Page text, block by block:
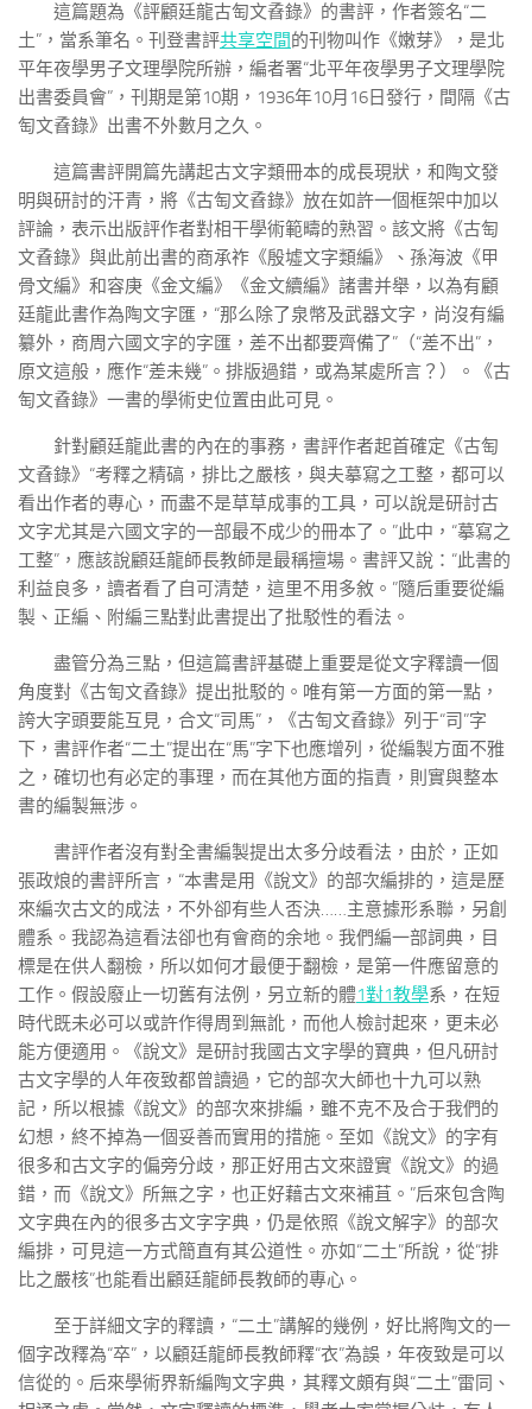
這篇題為《評顧廷龍古匋文孴錄》的書評，作者簽名“二
土”，當系筆名。刊登書評共享空間的刊物叫作《嫩芽》，是北
平年夜學男子文理學院所辦，編者署“北平年夜學男子文理學院
出書委員會”，刊期是第10期，1936年10月16日發行，間隔《古
匋文孴錄》出書不外數月之久。
這篇書評開篇先講起古文字類冊本的成長現狀，和陶文發
明與研討的汗青，將《古匋文孴錄》放在如許一個框架中加以
評論，表示出版評作者對相干學術範疇的熟習。該文將《古匋
文孴錄》與此前出書的商承祚《殷墟文字類編》、孫海波《甲
骨文編》和容庚《金文編》《金文續編》諸書并舉，以為有顧
廷龍此書作為陶文字匯，“那么除了泉幣及武器文字，尚沒有編
纂外，商周六國文字的字匯，差不出都要齊備了”（“差不出”，
原文這般，應作“差未幾”。排版過錯，或為某處所言？）。《古
匋文孴錄》一書的學術史位置由此可見。
針對顧廷龍此書的內在的事務，書評作者起首確定《古匋
文孴錄》“考釋之精碻，排比之嚴核，與夫摹寫之工整，都可以
看出作者的專心，而盡不是草草成事的工具，可以說是研討古
文字尤其是六國文字的一部最不成少的冊本了。”此中，“摹寫之
工整”，應該說顧廷龍師長教師是最稱擅場。書評又說：“此書的
利益良多，讀者看了自可清楚，這里不用多敘。”隨后重要從編
製、正編、附編三點對此書提出了批駁性的看法。
盡管分為三點，但這篇書評基礎上重要是從文字釋讀一個
角度對《古匋文孴錄》提出批駁的。唯有第一方面的第一點，
誇大字頭要能互見，合文“司馬”，《古匋文孴錄》列于“司”字
下，書評作者“二土”提出在“馬”字下也應增列，從編製方面不雅
之，確切也有必定的事理，而在其他方面的指責，則實與整本
書的編製無涉。
書評作者沒有對全書編製提出太多分歧看法，由於，正如
張政烺的書評所言，“本書是用《說文》的部次編排的，這是歷
來編次古文的成法，不外卻有些人否決……主意據形系聯，另創
體系。我認為這看法卻也有會商的余地。我們編一部詞典，目
標是在供人翻檢，所以如何才最便于翻檢，是第一件應留意的
工作。假設廢止一切舊有法例，另立新的體1對1教學系，在短
時代既未必可以或許作得周到無訛，而他人檢討起來，更未必
能方便適用。《說文》是研討我國古文字學的寶典，但凡研討
古文字學的人年夜致都曾讀過，它的部次大師也十九可以熟
記，所以根據《說文》的部次來排編，雖不克不及合于我們的
幻想，終不掉為一個妥善而實用的措施。至如《說文》的字有
很多和古文字的偏旁分歧，那正好用古文來證實《說文》的過
錯，而《說文》所無之字，也正好藉古文來補苴。”后來包含陶
文字典在內的很多古文字字典，仍是依照《說文解字》的部次
編排，可見這一方式簡直有其公道性。亦如“二土”所說，從“排
比之嚴核”也能看出顧廷龍師長教師的專心。
至于詳細文字的釋讀，“二土”講解的幾例，好比將陶文的一
個字改釋為“卒”，以顧廷龍師長教師釋“衣”為誤，年夜致是可以
信從的。后來學術界新編陶文字典，其釋文頗有與“二土”雷同、